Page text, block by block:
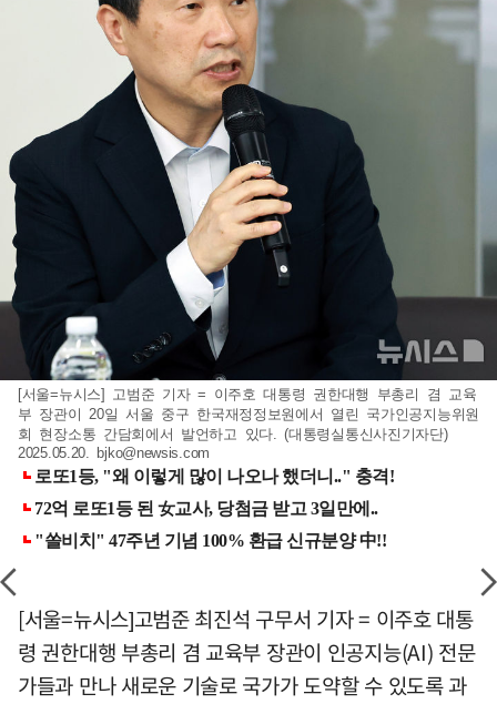
[서울=뉴시스] 고범준 기자 = 이주호 대통령 권한대행 부총리 겸 교육
부 장관이 20일 서울 중구 한국재정정보원에서 열린 국가인공지능위원
회 현장소통 간담회에서 발언하고 있다. (대통령실통신사진기자단)
2025.05.20. bjko@newsis.com
[서울=뉴시스]고범준 최진석 구무서 기자 = 이주호 대통
령 권한대행 부총리 겸 교육부 장관이 인공지능(AI) 전문
가들과 만나 새로운 기술로 국가가 도약할 수 있도록 과